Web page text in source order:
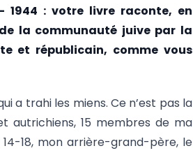
1944 : votre livre raconte, en
la communauté juive par la
et républicain, comme vous
a trahi les miens. Ce n’est pas la
autrichiens, 15 membres de ma
18, mon arrière-grand-père, le